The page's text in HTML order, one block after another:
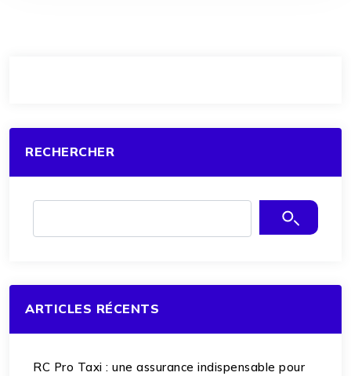
RECHERCHER
ARTICLES RÉCENTS
RC Pro Taxi : une assurance indispensable pour